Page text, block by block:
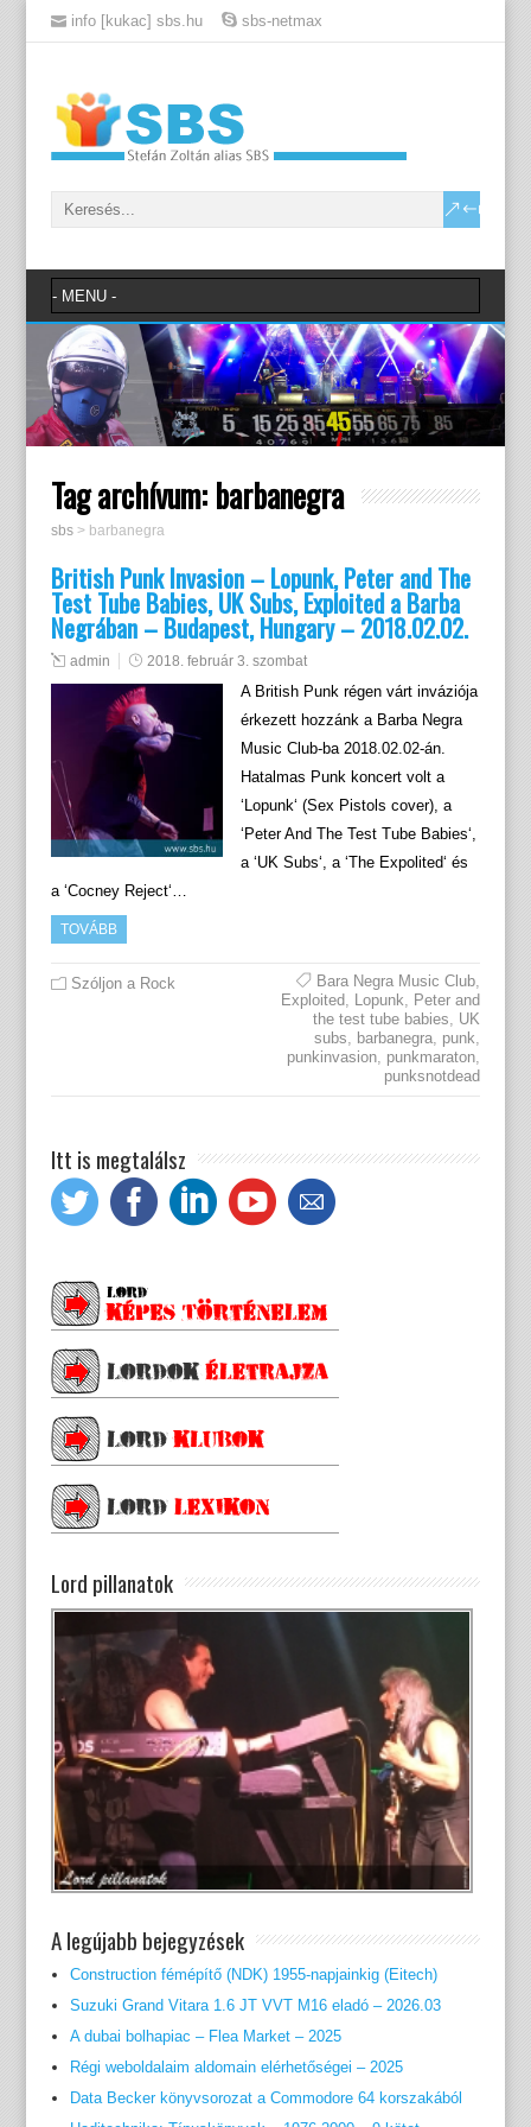
info [kukac] sbs.hu sbs-netmax
Tag archívum: barbanegra
sbs> barbanegra
British Punk Invasion – Lopunk, Peter and The
Test Tube Babies, UK Subs, Exploited a Barba
Negrában – Budapest, Hungary – 2018.02.02.
admin 2018. február 3. szombat
A British Punk régen várt inváziója
érkezett hozzánk a Barba Negra
Music Club-ba 2018.02.02-án.
Hatalmas Punk koncert volt a
‘Lopunk‘ (Sex Pistols cover), a
‘Peter And The Test Tube Babies‘,
a ‘UK Subs‘, a ‘The Expolited‘ és
a ‘Cocney Reject‘…
TOVÁBB
Szóljon a Rock Bara Negra Music Club,
Exploited, Lopunk, Peter and
the test tube babies, UK
subs, barbanegra, punk,
punkinvasion, punkmaraton,
punksnotdead
Itt is megtalálsz
Lord pillanatok
A legújabb bejegyzések
Construction fémépítő (NDK) 1955-napjainkig (Eitech)
Suzuki Grand Vitara 1.6 JT VVT M16 eladó – 2026.03
A dubai bolhapiac – Flea Market – 2025
Régi weboldalaim aldomain elérhetőségei – 2025
Data Becker könyvsorozat a Commodore 64 korszakából